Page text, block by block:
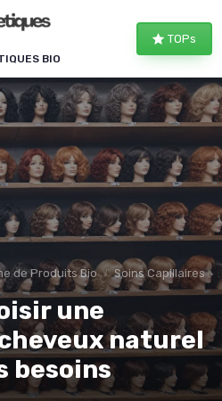
BIO
TOPs
de Produits Bio Soins Capillaires
une
naturel
besoins